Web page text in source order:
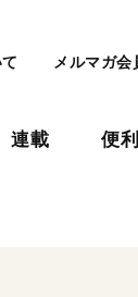
メルマガ会
連載 便